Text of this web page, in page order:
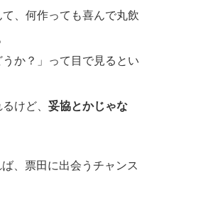
、何作っても喜んで丸飲
か？」って目で見るとい
けど、 妥協とかじゃな
、票田に出会うチャンス